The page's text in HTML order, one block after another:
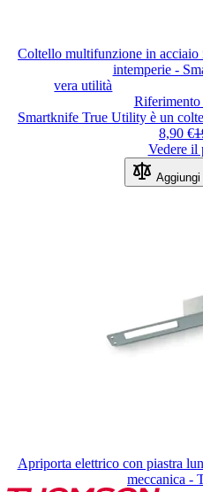
Coltello multifunzione in acciaio
intemperie -
vera utilità
Smartknife True Utility è un
8,90 €
Vedere il
Apriporta elettrico con piastra
meccanica -